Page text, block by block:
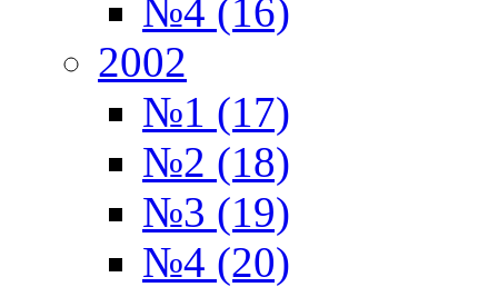
№4 (16)
2002
№1 (17)
№2 (18)
№3 (19)
№4 (20)